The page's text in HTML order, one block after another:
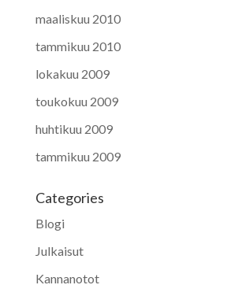
maaliskuu 2010
tammikuu 2010
lokakuu 2009
toukokuu 2009
huhtikuu 2009
tammikuu 2009
Categories
Blogi
Julkaisut
Kannanotot